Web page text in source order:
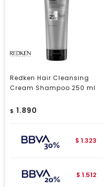
Redken Hair Cleansing
Cream Shampoo 250 ml
$ 1.890
$ 1.323
$ 1.512